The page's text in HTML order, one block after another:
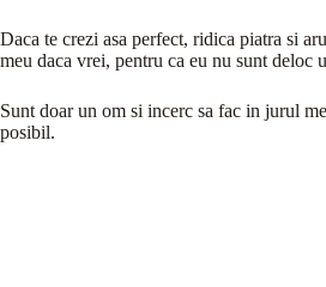
Daca te crezi asa perfect, ridica piatra si
meu daca vrei, pentru ca eu nu sunt deloc
Sunt doar un om si incerc sa fac in jurul
posibil.